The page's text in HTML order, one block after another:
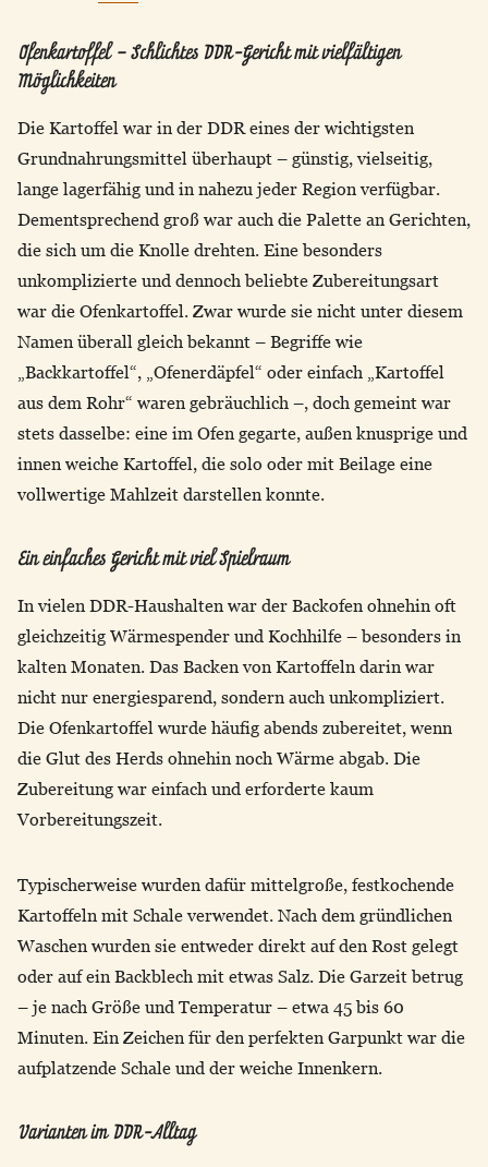
Ofenkartoffel – Schlichtes DDR-Gericht mit vielfältigen
Möglichkeiten
Die Kartoffel war in der DDR eines der wichtigsten
Grundnahrungsmittel überhaupt – günstig, vielseitig,
lange lagerfähig und in nahezu jeder Region verfügbar.
Dementsprechend groß war auch die Palette an Gerichten,
die sich um die Knolle drehten. Eine besonders
unkomplizierte und dennoch beliebte Zubereitungsart
war die Ofenkartoffel. Zwar wurde sie nicht unter diesem
Namen überall gleich bekannt – Begriffe wie
„Backkartoffel“, „Ofenerdäpfel“ oder einfach „Kartoffel
aus dem Rohr“ waren gebräuchlich –, doch gemeint war
stets dasselbe: eine im Ofen gegarte, außen knusprige und
innen weiche Kartoffel, die solo oder mit Beilage eine
vollwertige Mahlzeit darstellen konnte.
Ein einfaches Gericht mit viel Spielraum
In vielen DDR-Haushalten war der Backofen ohnehin oft
gleichzeitig Wärmespender und Kochhilfe – besonders in
kalten Monaten. Das Backen von Kartoffeln darin war
nicht nur energiesparend, sondern auch unkompliziert.
Die Ofenkartoffel wurde häufig abends zubereitet, wenn
die Glut des Herds ohnehin noch Wärme abgab. Die
Zubereitung war einfach und erforderte kaum
Vorbereitungszeit.
Typischerweise wurden dafür mittelgroße, festkochende
Kartoffeln mit Schale verwendet. Nach dem gründlichen
Waschen wurden sie entweder direkt auf den Rost gelegt
oder auf ein Backblech mit etwas Salz. Die Garzeit betrug
– je nach Größe und Temperatur – etwa 45 bis 60
Minuten. Ein Zeichen für den perfekten Garpunkt war die
aufplatzende Schale und der weiche Innenkern.
Varianten im DDR-Alltag